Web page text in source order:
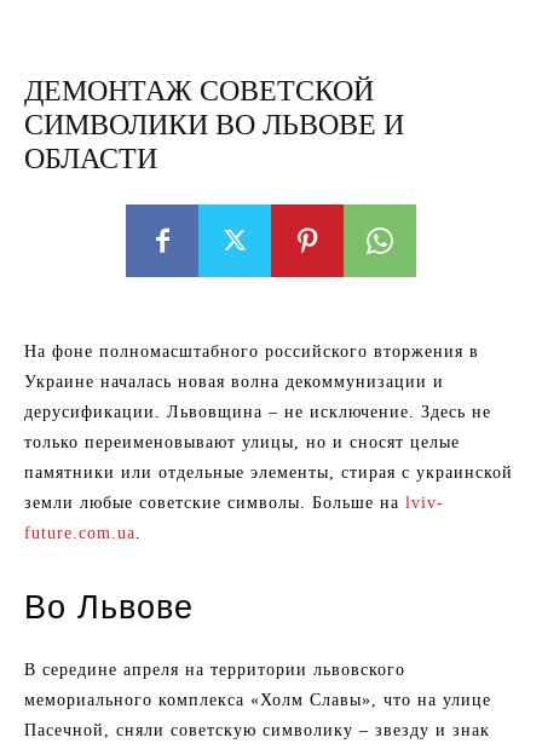
ДЕМОНТАЖ СОВЕТСКОЙ
СИМВОЛИКИ ВО ЛЬВОВЕ И
ОБЛАСТИ
На фоне полномасштабного российского вторжения в
Украине началась новая волна декоммунизации и
дерусификации. Львовщина – не исключение. Здесь не
только переименовывают улицы, но и сносят целые
памятники или отдельные элементы, стирая с украинской
земли любые советские символы. Больше на lviv-
future.com.ua
Во Львове
В середине апреля на территории львовского
мемориального комплекса «Холм Славы», что на улице
Пасечной, сняли советскую символику – звезду и знак